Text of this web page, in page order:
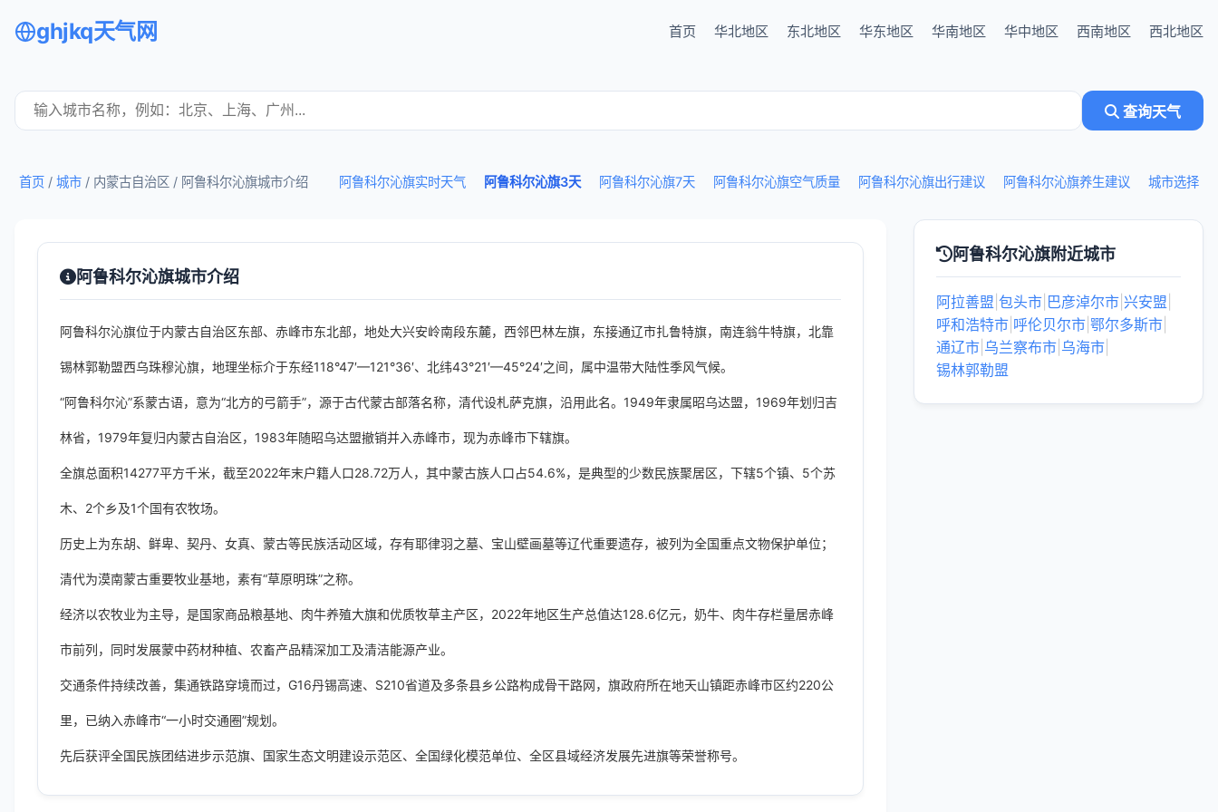
ghjkq天气网 首页 华北地区 东北地区 华东地区 华南地区 华中地区 西南地区 西北地区
查询天气
阿鲁科尔沁旗实时天气 阿鲁科尔沁旗3天 阿鲁科尔沁旗7天 阿鲁科尔沁旗空气质量 阿鲁科尔沁旗出行建议 阿鲁科尔沁旗养生建议 城市选择
首页 / 城市 / 内蒙古自治区 / 阿鲁科尔沁旗城市介绍
阿鲁科尔沁旗城市介绍
阿鲁科尔沁旗位于内蒙古自治区东部、赤峰市东北部，地处大兴安岭南段东麓，西邻巴林左旗，东接通辽市扎鲁特旗，南连翁牛特旗，北靠
锡林郭勒盟西乌珠穆沁旗，地理坐标介于东经118°47′—121°36′、北纬43°21′—45°24′之间，属中温带大陆性季风气候。
“阿鲁科尔沁”系蒙古语，意为“北方的弓箭手”，源于古代蒙古部落名称，清代设札萨克旗，沿用此名。1949年隶属昭乌达盟，1969年划归吉
林省，1979年复归内蒙古自治区，1983年随昭乌达盟撤销并入赤峰市，现为赤峰市下辖旗。
全旗总面积14277平方千米，截至2022年末户籍人口28.72万人，其中蒙古族人口占54.6%，是典型的少数民族聚居区，下辖5个镇、5个苏
木、2个乡及1个国有农牧场。
历史上为东胡、鲜卑、契丹、女真、蒙古等民族活动区域，存有耶律羽之墓、宝山壁画墓等辽代重要遗存，被列为全国重点文物保护单位；
清代为漠南蒙古重要牧业基地，素有“草原明珠”之称。
经济以农牧业为主导，是国家商品粮基地、肉牛养殖大旗和优质牧草主产区，2022年地区生产总值达128.6亿元，奶牛、肉牛存栏量居赤峰
市前列，同时发展蒙中药材种植、农畜产品精深加工及清洁能源产业。
交通条件持续改善，集通铁路穿境而过，G16丹锡高速、S210省道及多条县乡公路构成骨干路网，旗政府所在地天山镇距赤峰市区约220公
里，已纳入赤峰市“一小时交通圈”规划。
先后获评全国民族团结进步示范旗、国家生态文明建设示范区、全国绿化模范单位、全区县域经济发展先进旗等荣誉称号。
阿鲁科尔沁旗附近城市
阿拉善盟 包头市 巴彦淖尔市 兴安盟
呼和浩特市 呼伦贝尔市 鄂尔多斯市
通辽市 乌兰察布市 乌海市
锡林郭勒盟